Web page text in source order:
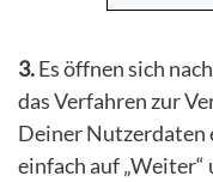
3.Es öffnen sich
das Verfahren zur
Deiner Nutzerdaten
einfach auf „Weiter“